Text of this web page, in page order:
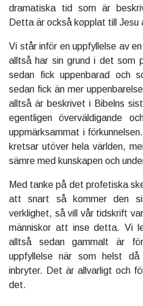
dramatiska tid som är
Detta är också kopplat till Jesu
Vi står inför en uppfyllelse av
alltså har sin grund i det som
sedan fick uppenbarad och
sedan fick än mer
alltså är beskrivet i Bibelns
egentligen överväldigande
uppmärksammat i
kretsar utöver hela världen,
sämre med kunskapen och
Med tanke på det profetiska
att snart så kommer den
verklighet, så vill vår tidskrift
människor att inse detta. Vi
alltså sedan gammalt är
uppfyllelse när som helst då
inbryter. Det är allvarligt och
det.